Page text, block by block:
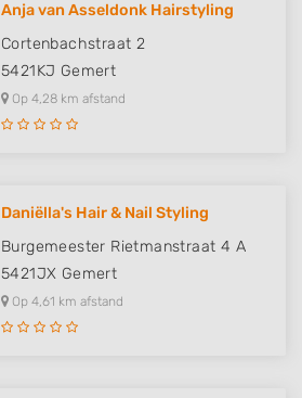
Anja van Asseldonk Hairstyling
Cortenbachstraat 2
5421KJ Gemert
Op 4,28 km afstand
Daniëlla's Hair & Nail Styling
Burgemeester Rietmanstraat 4 A
5421JX Gemert
Op 4,61 km afstand